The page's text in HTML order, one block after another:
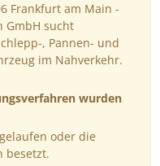
Frankfurt am Main -
GmbH sucht
, Pannen- und
im Nahverkehr.
wurden
oder die
besetzt.